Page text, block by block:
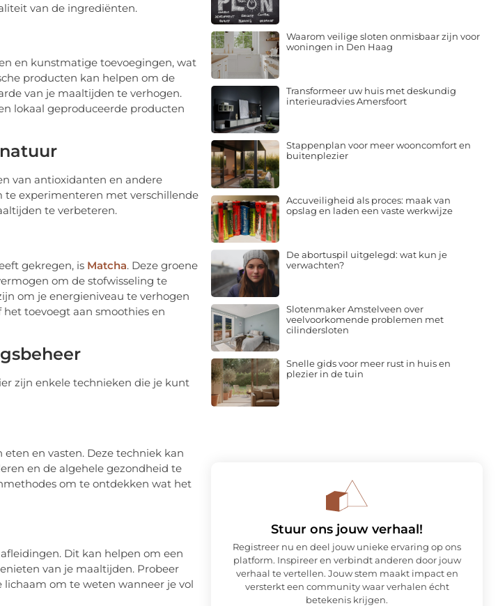
van de ingrediënten.
en kunstmatige toevoegingen, wat
producten kan helpen om de
van je maaltijden te verhogen.
lokaal geproduceerde producten
van antioxidanten en andere
te experimenteren met verschillende
te verbeteren.
gekregen, is Matcha. Deze groene
om de stofwisseling te
om je energieniveau te verhogen
toevoegt aan smoothies en
zijn enkele technieken die je kunt
en vasten. Deze techniek kan
en de algehele gezondheid te
om te ontdekken wat het
Dit kan helpen om een
van je maaltijden. Probeer
om te weten wanneer je vol
Waarom veilige sloten onmisbaar zijn voor
woningen in Den Haag
Transformeer uw huis met deskundig
interieuradvies Amersfoort
Stappenplan voor meer wooncomfort en
buitenplezier
Accuveiligheid als proces: maak van
opslag en laden een vaste werkwijze
De abortuspil uitgelegd: wat kun je
verwachten?
Slotenmaker Amstelveen over
veelvoorkomende problemen met
cilindersloten
Snelle gids voor meer rust in huis en
plezier in de tuin
Stuur ons jouw verhaal!
Registreer nu en deel jouw unieke ervaring op ons
platform. Inspireer en verbindt anderen door jouw
verhaal te vertellen. Jouw stem maakt impact en
versterkt een community waar verhalen écht
betekenis krijgen.